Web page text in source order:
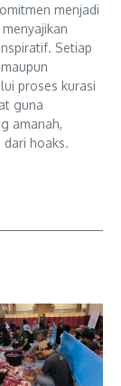
menjadi
Setiap
proses kurasi
guna
amanah,
dari hoaks.